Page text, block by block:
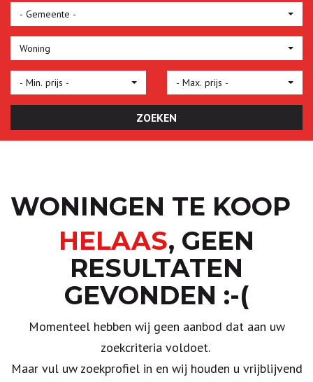
- Gemeente -
Woning
- Min. prijs - - Max. prijs -
ZOEKEN
WONINGEN TE KOOP
HELAAS, GEEN
RESULTATEN
GEVONDEN :-(
Momenteel hebben wij geen aanbod dat aan uw
zoekcriteria voldoet.
Maar vul uw zoekprofiel in en wij houden u vrijblijvend